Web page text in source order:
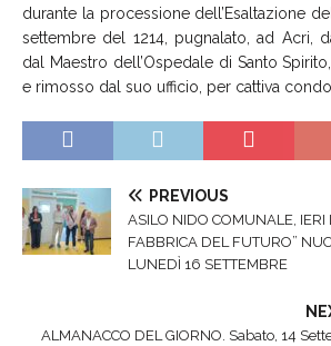
durante la processione dell’Esaltazione
settembre del 1214, pugnalato, ad Acri,
dal Maestro dell’Ospedale di Santo
e rimosso dal suo ufficio, per cattiva
PREVIOUS
ASILO NIDO COMUNALE, IERI
FABBRICA DEL FUTURO”
LUNEDÌ 16 SETTEMBRE
ALMANACCO DEL GIORNO. Sabato, 14